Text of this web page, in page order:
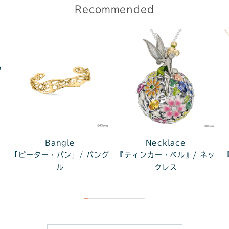
Recommended
Bangle
「ピーター・パン」/ バング
ル
Necklace
『ティンカー・ベル』/ ネッ
クレス